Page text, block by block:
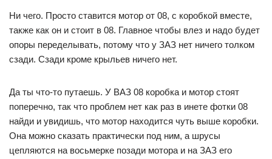
Ни чего. Просто ставится мотор от 08, с коробкой вместе,
также как он и стоит в 08. Главное чтобы влез и надо будет
опоры переделывать, потому что у ЗАЗ нет ничего толком
сзади. Сзади кроме крыльев ничего нет.
Да ты что-то путаешь. У ВАЗ 08 коробка и мотор стоят
поперечно, так что проблем нет как раз в инете фотки 08
найди и увидишь, что мотор находится чуть выше коробки.
Она можно сказать практически под ним, а шрусы
цепляются на восьмерке позади мотора и на ЗАЗ его